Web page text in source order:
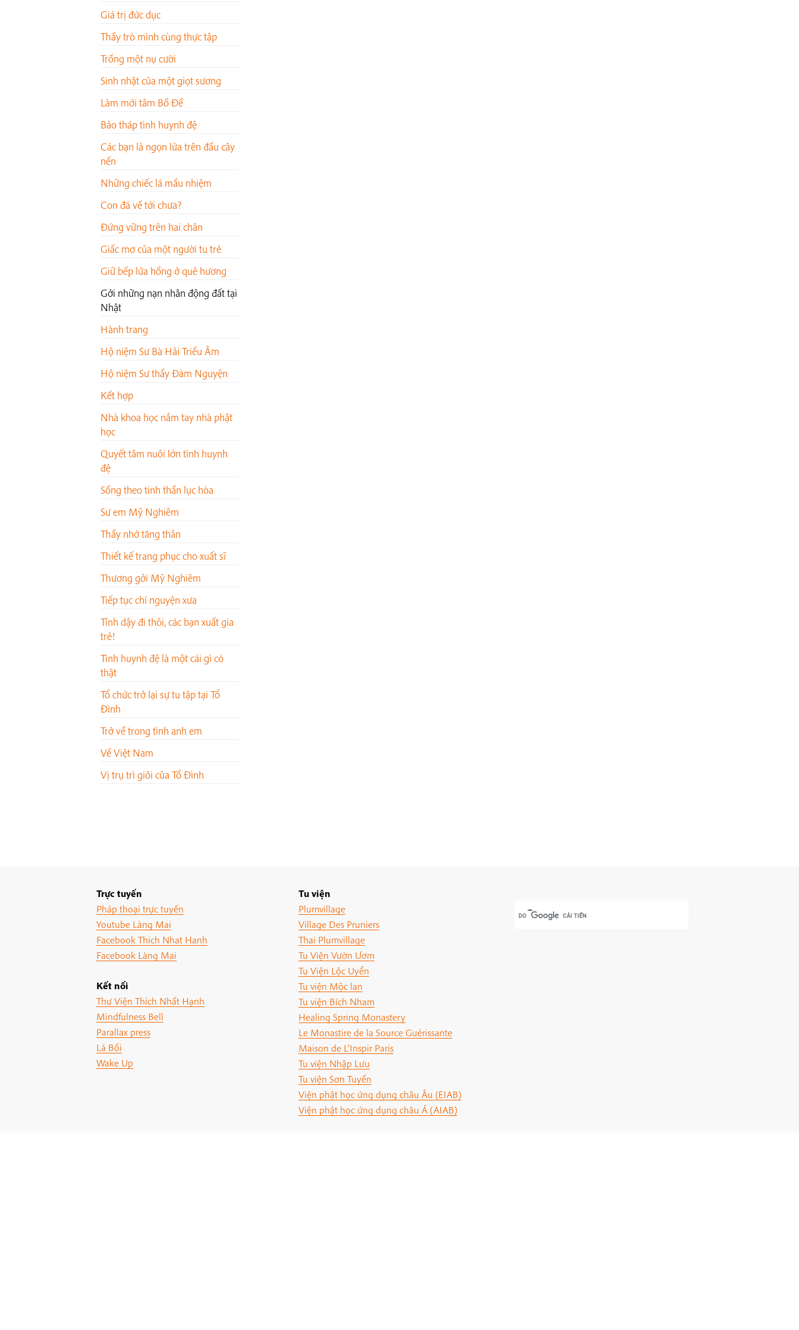
Giá trị đức dục
Thầy trò mình cùng thực tập
Trồng một nụ cười
Sinh nhật của một giọt sương
Làm mới tâm Bồ Đề
Bảo tháp tình huynh đệ
Các bạn là ngọn lửa trên đầu cây
nến
Những chiếc lá mầu nhiệm
Con đã về tới chưa?
Đứng vững trên hai chân
Giấc mơ của một người tu trẻ
Giữ bếp lửa hồng ở quê hương
Gởi những nạn nhân động đất tại
Nhật
Hành trang
Hộ niệm Sư Bà Hải Triều Âm
Hộ niệm Sư thầy Đàm Nguyện
Kết hợp
Nhà khoa học nắm tay nhà phật
học
Quyết tâm nuôi lớn tình huynh
đệ
Sống theo tinh thần lục hòa
Sư em Mỹ Nghiêm
Thầy nhớ tăng thân
Thiết kế trang phục cho xuất sĩ
Thương gởi Mỹ Nghiêm
Tiếp tục chí nguyện xưa
Tỉnh dậy đi thôi, các bạn xuất gia
trẻ!
Tình huynh đệ là một cái gì có
thật
Tổ chức trở lại sự tu tập tại Tổ
Đình
Trở về trong tình anh em
Về Việt Nam
Vị trụ trì giỏi của Tổ Đình
Trực tuyến
Pháp thoại trực tuyến
Youtube Làng Mai
Facebook Thich Nhat Hanh
Facebook Làng Mai
Kết nối
Thư Viện Thích Nhất Hạnh
Mindfulness Bell
Parallax press
Lá Bối
Wake Up
Tu viện
Plumvillage
Village Des Pruniers
Thai Plumvillage
Tu Viện Vườn Ươm
Tu Viện Lộc Uyển
Tu viện Mộc lan
Tu viện Bích Nham
Healing Spring Monastery
Le Monastire de la Source Guérissante
Maison de L'Inspir Paris
Tu viện Nhập Lưu
Tu viện Sơn Tuyền
Viện phật học ứng dụng châu Âu (EIAB)
Viện phật học ứng dụng châu Á (AIAB)